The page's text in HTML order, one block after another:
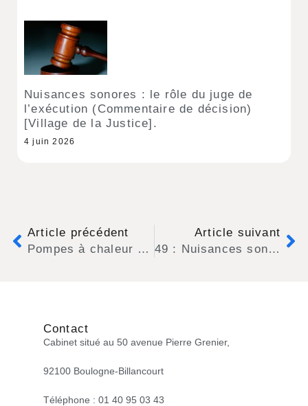
Nuisances sonores : le rôle du juge de
l’exécution (Commentaire de décision)
[Village de la Justice].
4 juin 2026
Article précédent
Pompes à chaleur : les conflits entre voisins explosent (interview de Maître SANSON dans le mensuel Que Choisir d’avril 2023)
Article suivant
49 : Nuisances sonores liées à une activité professionnelle : un nouveau délai de prescription quinquennale court à compter de la date d’aggravation des troubles.
Contact
Cabinet situé au 50 avenue Pierre Grenier,
92100 Boulogne-Billancourt
Téléphone : 01 40 95 03 43